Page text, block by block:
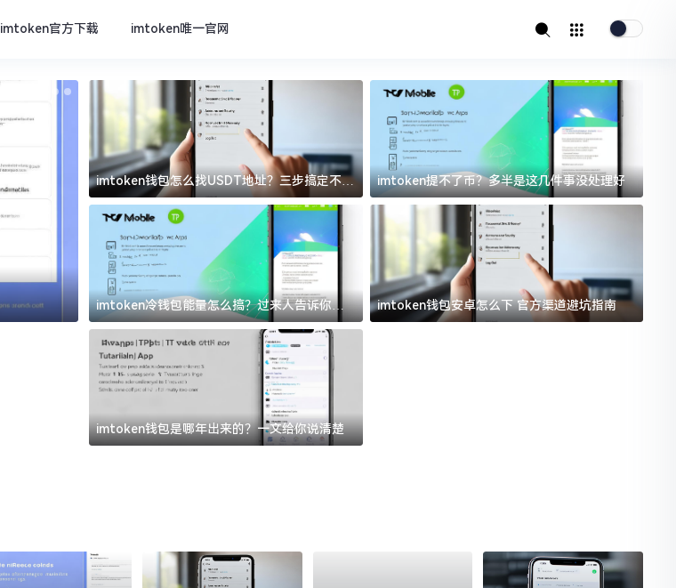
imtoken官方下载 imtoken唯一官网
imtoken官方下载
imtoken钱包怎么找USDT地址？三步搞定不踩
坑
imtoken提不了币？多半是这几件事没处理好
imtoken冷钱包能量怎么搞？过来人告诉你门
道
imtoken钱包安卓怎么下 官方渠道避坑指南
imtoken钱包是哪年出来的？一文给你说清楚